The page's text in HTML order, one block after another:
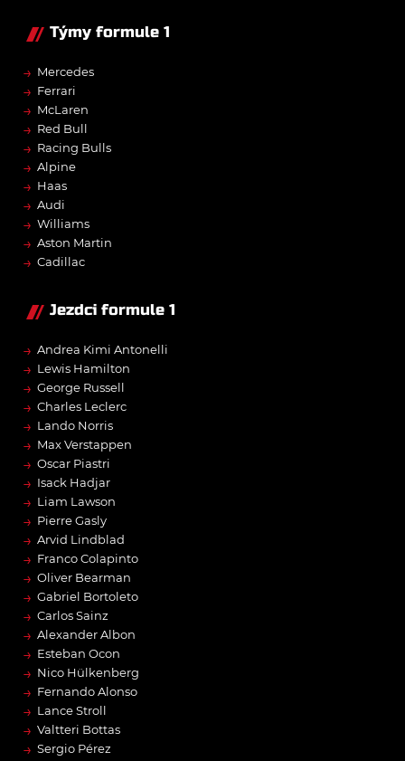
Týmy formule 1
→ Mercedes
→ Ferrari
→ McLaren
→ Red Bull
→ Racing Bulls
→ Alpine
→ Haas
→ Audi
→ Williams
→ Aston Martin
→ Cadillac
Jezdci formule 1
→ Andrea Kimi Antonelli
→ Lewis Hamilton
→ George Russell
→ Charles Leclerc
→ Lando Norris
→ Max Verstappen
→ Oscar Piastri
→ Isack Hadjar
→ Liam Lawson
→ Pierre Gasly
→ Arvid Lindblad
→ Franco Colapinto
→ Oliver Bearman
→ Gabriel Bortoleto
→ Carlos Sainz
→ Alexander Albon
→ Esteban Ocon
→ Nico Hülkenberg
→ Fernando Alonso
→ Lance Stroll
→ Valtteri Bottas
→ Sergio Pérez